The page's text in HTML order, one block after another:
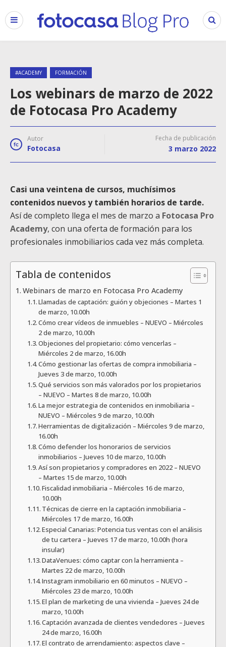
#ACADEMY FORMACIÓN
Los webinars de marzo de 2022
de Fotocasa Pro Academy
Autor
Fotocasa
Fecha de publicación
3 marzo 2022
Casi una veintena de cursos, muchísimos
contenidos nuevos y también horarios de tarde.
Así de completo llega el mes de marzo a Fotocasa Pro
Academy, con una oferta de formación para los
profesionales inmobiliarios cada vez más completa.
Tabla de contenidos
Webinars de marzo en Fotocasa Pro Academy
Llamadas de captación: guión y objeciones – Martes 1
de marzo, 10.00h
Cómo crear vídeos de inmuebles – NUEVO – Miércoles
2 de marzo, 10.00h
Objeciones del propietario: cómo vencerlas –
Miércoles 2 de marzo, 16.00h
Cómo gestionar las ofertas de compra inmobiliaria –
Jueves 3 de marzo, 10.00h
Qué servicios son más valorados por los propietarios
– NUEVO – Martes 8 de marzo, 10.00h
La mejor estrategia de contenidos en inmobiliaria –
NUEVO – Miércoles 9 de marzo, 10.00h
Herramientas de digitalización – Miércoles 9 de marzo,
16.00h
Cómo defender los honorarios de servicios
inmobiliarios – Jueves 10 de marzo, 10.00h
Así son propietarios y compradores en 2022 – NUEVO
– Martes 15 de marzo, 10.00h
Fiscalidad inmobiliaria – Miércoles 16 de marzo,
10.00h
Técnicas de cierre en la captación inmobiliaria –
Miércoles 17 de marzo, 16.00h
Especial Canarias: Potencia tus ventas con el análisis
de tu cartera – Jueves 17 de marzo, 10.00h (hora
insular)
DataVenues: cómo captar con la herramienta –
Martes 22 de marzo, 10.00h
Instagram inmobiliario en 60 minutos – NUEVO –
Miércoles 23 de marzo, 10.00h
El plan de marketing de una vivienda – Jueves 24 de
marzo, 10.00h
Captación avanzada de clientes vendedores – Jueves
24 de marzo, 16.00h
El contrato de arrendamiento: aspectos clave –